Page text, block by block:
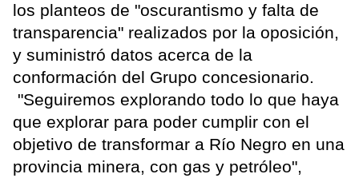
los planteos de "oscurantismo y falta de
transparencia" realizados por la oposición,
y suministró datos acerca de la
conformación del Grupo concesionario.
"Seguiremos explorando todo lo que haya
que explorar para poder cumplir con el
objetivo de transformar a Río Negro en una
provincia minera, con gas y petróleo",